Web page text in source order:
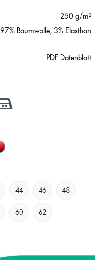
250 g/m²
97% Baumwolle, 3% Elasthan
PDF Datenblatt
44 46 48
60 62